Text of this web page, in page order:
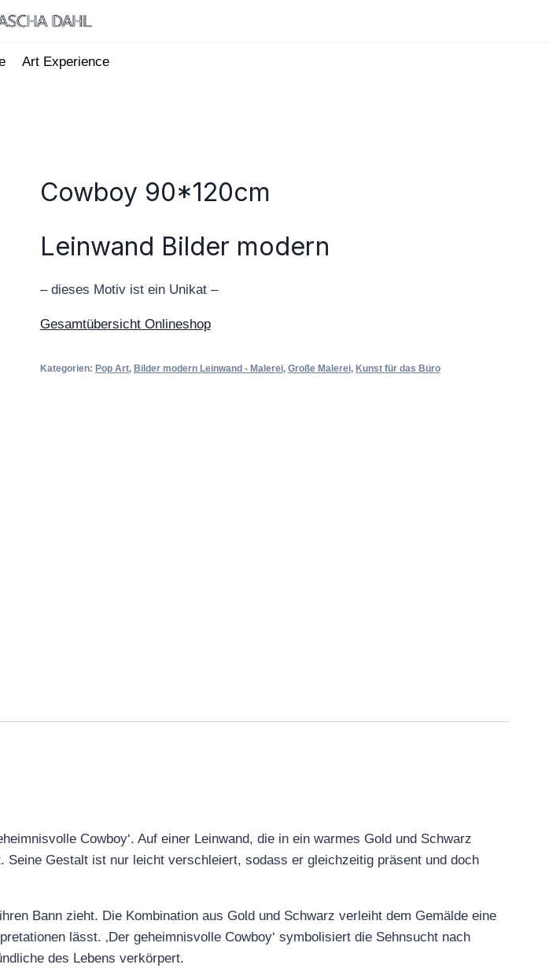
Art Experience
Cowboy 90*120cm
Leinwand Bilder modern
– dieses Motiv ist ein Unikat –
Gesamtübersicht Onlineshop
Kategorien: Pop Art, Bilder modern Leinwand - Malerei, Große Malerei, Kunst für das Büro
Cowboy‘. Auf einer Leinwand, die in ein warmes Gold und Schwarz
Gestalt ist nur leicht verschleiert, sodass er gleichzeitig präsent und doch
Bann zieht. Die Kombination aus Gold und Schwarz verleiht dem Gemälde eine
lässt. ‚Der geheimnisvolle Cowboy‘ symbolisiert die Sehnsucht nach
des Lebens verkörpert.